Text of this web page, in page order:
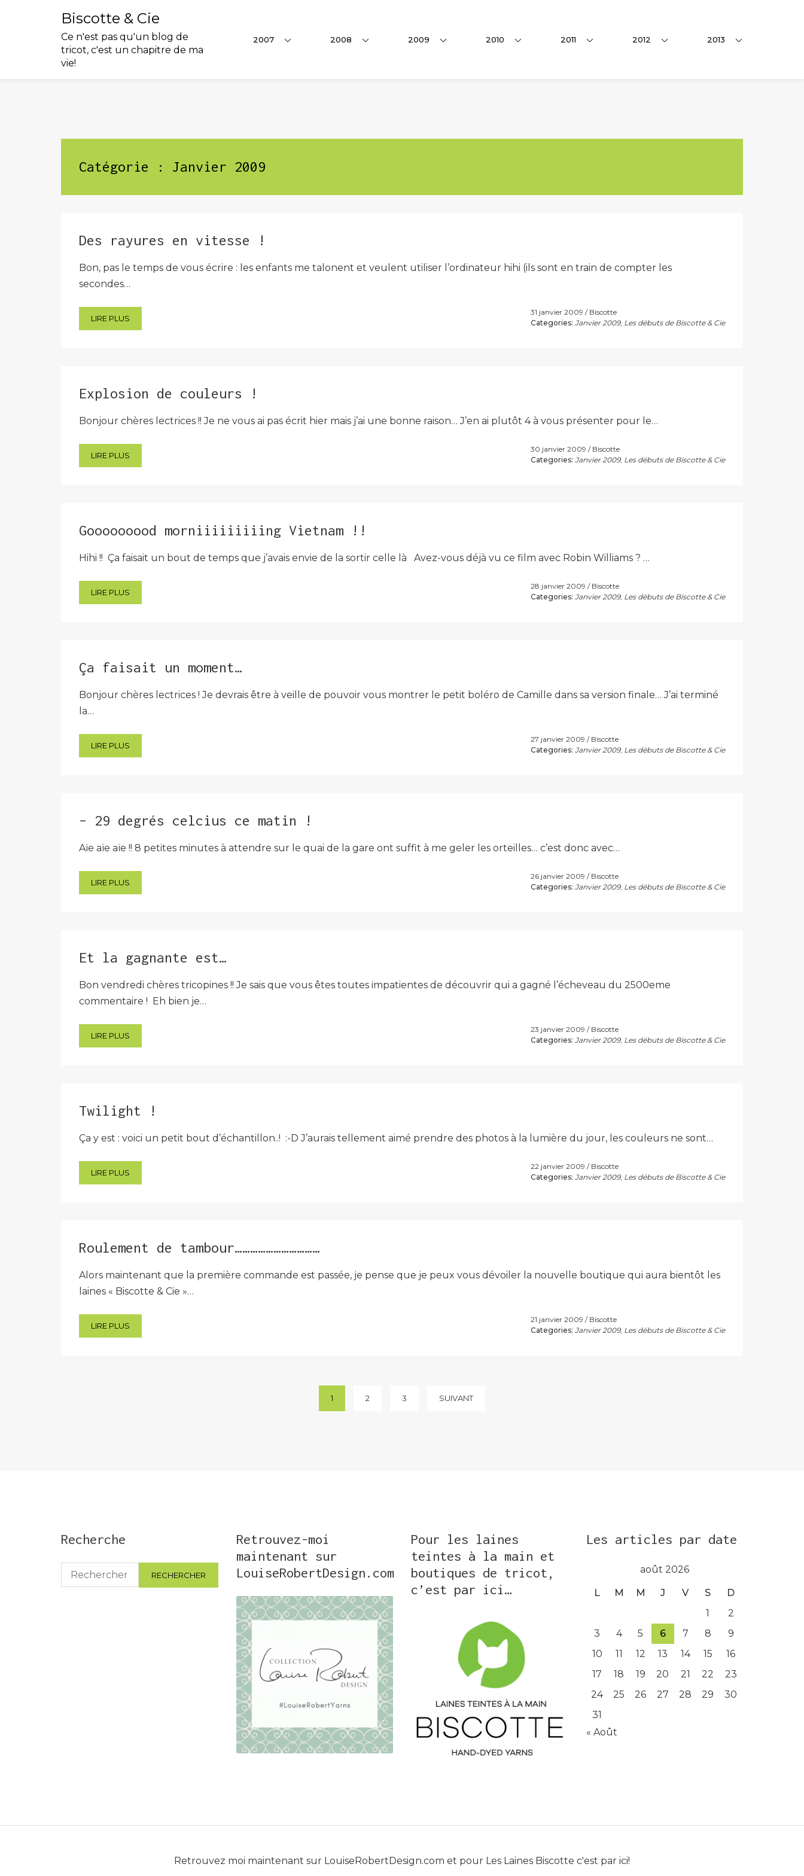
Biscotte & Cie
Ce n'est pas qu'un blog de
tricot, c'est un chapitre de ma
vie!
2007 2008 2009 2010 2011 2012 2013
Catégorie : Janvier 2009
Des rayures en vitesse !
Bon, pas le temps de vous écrire : les enfants me talonent et veulent utiliser l’ordinateur hihi (ils sont en train de compter les
secondes…
LIRE PLUS
31 janvier 2009
Biscotte
Categories: Janvier 2009, Les débuts de Biscotte & Cie
Explosion de couleurs !
Bonjour chères lectrices !! Je ne vous ai pas écrit hier mais j’ai une bonne raison… J’en ai plutôt 4 à vous présenter pour le…
LIRE PLUS
30 janvier 2009
Biscotte
Categories: Janvier 2009, Les débuts de Biscotte & Cie
Gooooooood morniiiiiiiiing Vietnam !!
Hihi !! Ça faisait un bout de temps que j’avais envie de la sortir celle là Avez-vous déjà vu ce film avec Robin Williams ? …
LIRE PLUS
28 janvier 2009
Biscotte
Categories: Janvier 2009, Les débuts de Biscotte & Cie
Ça faisait un moment…
Bonjour chères lectrices ! Je devrais être à veille de pouvoir vous montrer le petit boléro de Camille dans sa version finale… J’ai terminé
la…
LIRE PLUS
27 janvier 2009
Biscotte
Categories: Janvier 2009, Les débuts de Biscotte & Cie
– 29 degrés celcius ce matin !
Aïe aïe aïe !! 8 petites minutes à attendre sur le quai de la gare ont suffit à me geler les orteilles… c’est donc avec…
LIRE PLUS
26 janvier 2009
Biscotte
Categories: Janvier 2009, Les débuts de Biscotte & Cie
Et la gagnante est…
Bon vendredi chères tricopines !! Je sais que vous êtes toutes impatientes de découvrir qui a gagné l’écheveau du 2500eme
commentaire ! Eh bien je…
LIRE PLUS
23 janvier 2009
Biscotte
Categories: Janvier 2009, Les débuts de Biscotte & Cie
Twilight !
Ça y est : voici un petit bout d’échantillon..! :-D J’aurais tellement aimé prendre des photos à la lumière du jour, les couleurs ne sont…
LIRE PLUS
22 janvier 2009
Biscotte
Categories: Janvier 2009, Les débuts de Biscotte & Cie
Roulement de tambour……………………………
Alors maintenant que la première commande est passée, je pense que je peux vous dévoiler la nouvelle boutique qui aura bientôt les
laines « Biscotte & Cie »…
LIRE PLUS
21 janvier 2009
Biscotte
Categories: Janvier 2009, Les débuts de Biscotte & Cie
1 2 3 SUIVANT
Recherche
Rechercher :
Retrouvez-moi
maintenant sur
LouiseRobertDesign.com
Pour les laines
teintes à la main et
boutiques de tricot,
c’est par ici…
Les articles par date
août 2026
L M M J V S
D
1
2
3
4 5 6 7 8
9
10
11 12 13 14 15
16
17
18 19 20 21 22
23
24
25 26 27 28 29
30
31
« Août
Retrouvez moi maintenant sur LouiseRobertDesign.com et pour Les Laines Biscotte c'est par ici!